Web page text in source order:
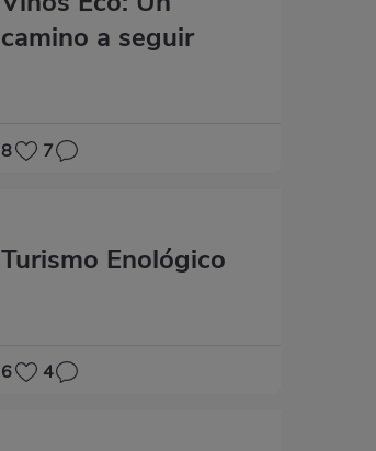
camino a seguir
8 7
Turismo Enológico
6 4